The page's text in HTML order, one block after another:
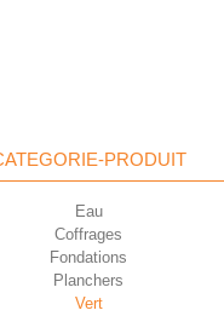
PRODUIT
Eau
Coffrages
Fondations
Planchers
Vert